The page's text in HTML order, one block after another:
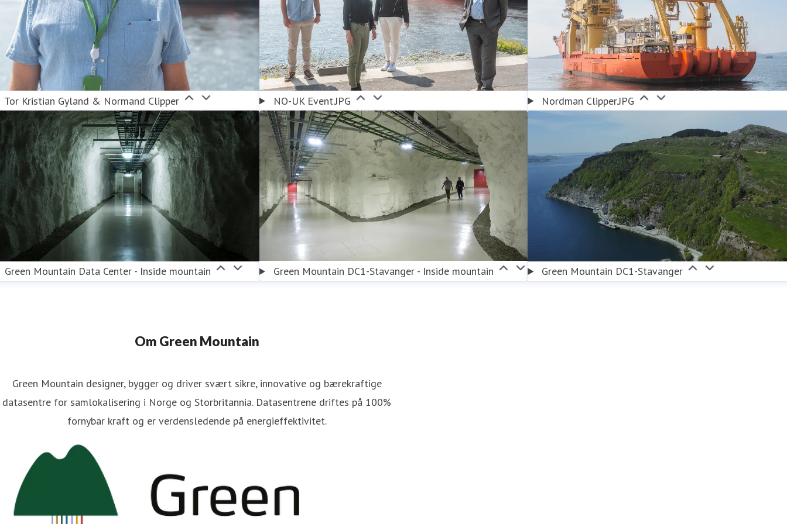
Tor Kristian Gyland & Normand Clipper NO-UK Event.JPG Nordman Clipper.JPG
Green Mountain Data Center - Inside mountain Green Mountain DC1-Stavanger - Inside mountain Green Mountain DC1-Stavanger
Om Green Mountain
Green Mountain designer, bygger og driver svært sikre, innovative og bærekraftige
datasentre for samlokalisering i Norge og Storbritannia. Datasentrene driftes på 100%
fornybar kraft og er verdensledende på energieffektivitet.